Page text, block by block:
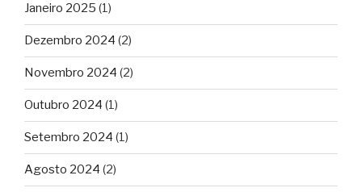
Janeiro 2025 (1)
Dezembro 2024 (2)
Novembro 2024 (2)
Outubro 2024 (1)
Setembro 2024 (1)
Agosto 2024 (2)